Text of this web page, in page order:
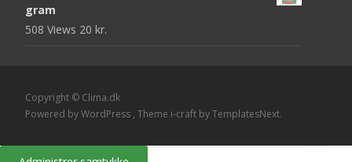
gram
508 Views 20 kr.
Copyright © Clima.dk
Powered by WordPress , Theme i-craft by TemplatesNext.